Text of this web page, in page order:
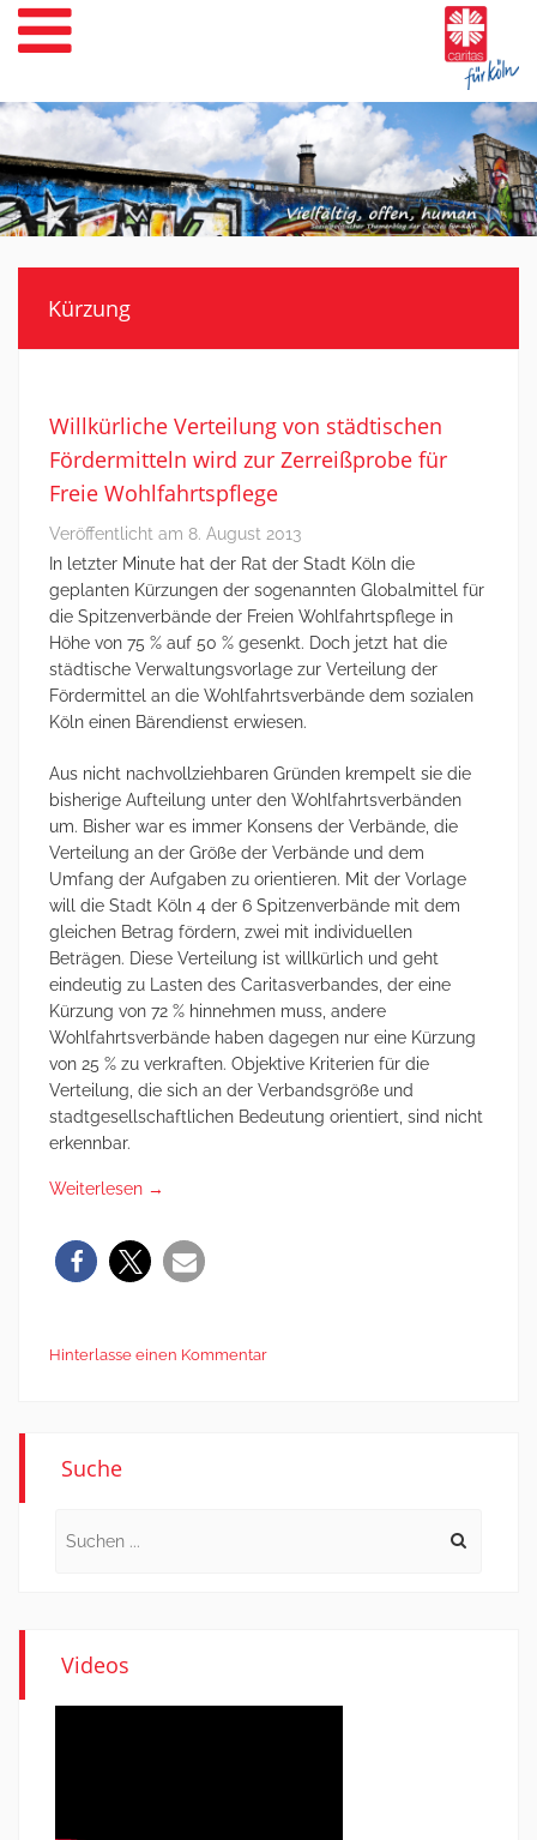
Weiter
zum
Inhalt
Kürzung
Willkürliche Verteilung von städtischen
Fördermitteln wird zur Zerreißprobe für
Freie Wohlfahrtspflege
Veröffentlicht am 8. August 2013
In letzter Minute hat der Rat der Stadt Köln die
geplanten Kürzungen der sogenannten Globalmittel für
die Spitzenverbände der Freien Wohlfahrtspflege in
Höhe von 75 % auf 50 % gesenkt. Doch jetzt hat die
städtische Verwaltungsvorlage zur Verteilung der
Fördermittel an die Wohlfahrtsverbände dem sozialen
Köln einen Bärendienst erwiesen.
Aus nicht nachvollziehbaren Gründen krempelt sie die
bisherige Aufteilung unter den Wohlfahrtsverbänden
um. Bisher war es immer Konsens der Verbände, die
Verteilung an der Größe der Verbände und dem
Umfang der Aufgaben zu orientieren. Mit der Vorlage
will die Stadt Köln 4 der 6 Spitzenverbände mit dem
gleichen Betrag fördern, zwei mit individuellen
Beträgen. Diese Verteilung ist willkürlich und geht
eindeutig zu Lasten des Caritasverbandes, der eine
Kürzung von 72 % hinnehmen muss, andere
Wohlfahrtsverbände haben dagegen nur eine Kürzung
von 25 % zu verkraften. Objektive Kriterien für die
Verteilung, die sich an der Verbandsgröße und
stadtgesellschaftlichen Bedeutung orientiert, sind nicht
erkennbar.
Weiterlesen →
Hinterlasse einen Kommentar
Suche
Videos